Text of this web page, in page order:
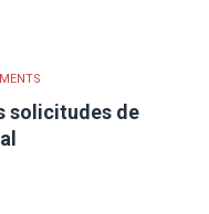
solicitudes de